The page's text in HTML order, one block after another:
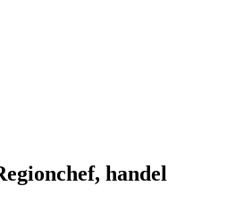
handel